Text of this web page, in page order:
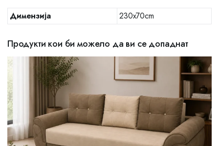
Димензија
230x70cm
Продукти кои би можело да ви се допаднат